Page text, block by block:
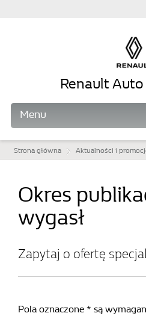
Renault
Menu
Strona główna Aktualności i
Okres
wygasł
Zapytaj o ofertę
Pola oznaczone * są